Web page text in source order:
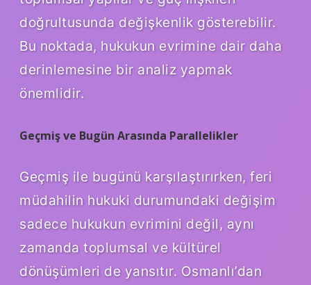
doğrultusunda değişkenlik gösterebilir.
Bu noktada, hukukun evrimine dair daha
derinlemesine bir analiz yapmak
önemlidir.
Geçmiş ve Bugün Arasında Parallelikler
Geçmiş ile bugünü karşılaştırırken, feri
müdahilin hukuki durumundaki değişim
sadece hukukun evrimini değil, aynı
zamanda toplumsal ve kültürel
dönüşümleri de yansıtır. Osmanlı’dan